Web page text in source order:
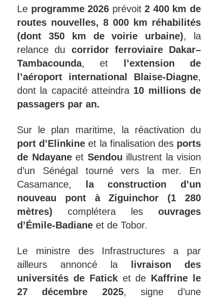
Le programme 2026 prévoit2 400 km de
routes nouvelles, 8 000 km réhabilités
(dont 350 km de voirie urbaine), la
relance du corridor ferroviaire Dakar–
Tambacounda, et
l’extension de
l’aéroport international Blaise-Diagne,
dont la capacité atteindra 10 millions de
passagers par an.
Sur le plan maritime, la réactivation du
port d’Elinkine et la finalisation des ports
de Ndayaneet Sendou illustrent la vision
d’un Sénégal tourné vers la mer. En
Casamance,
la construction d’un
nouveau pont à Ziguinchor (1 280
mètres) complétera les ouvrages
d’Émile-Badiane et de Tobor.
Le ministre des Infrastructures a par
ailleurs annoncé la
livraison des
universités de Faticket de Kaffrine le
27 décembre 2025, signe d’une